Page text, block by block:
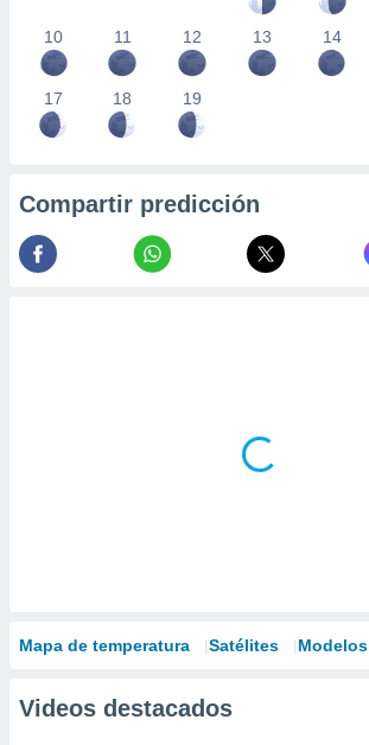
10 11 12 13 14
17 18 19
Compartir predicción
Mapa de temperatura Satélites Modelos
Videos destacados